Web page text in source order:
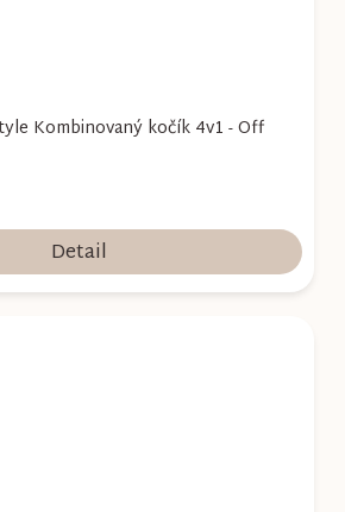
Kombinovaný kočík 4v1 - Off
Detail